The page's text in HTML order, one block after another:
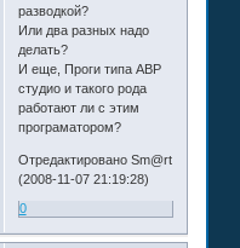
разводкой?
Или два разных надо
делать?
И еще, Проги типа АВР
студио и такого рода
работают ли с этим
програматором?
Отредактировано Sm@rt
(2008-11-07 21:19:28)
0